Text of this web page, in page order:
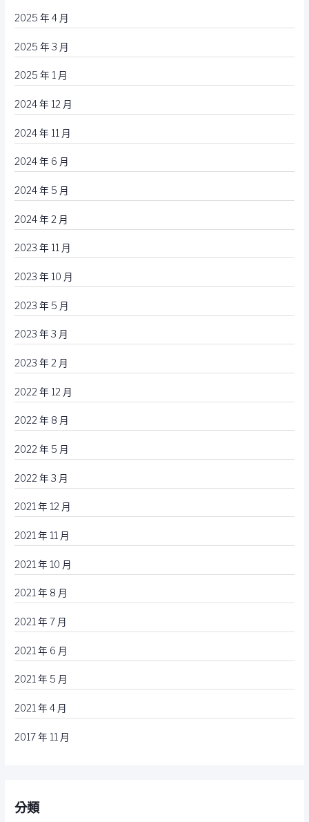
2025 年 4 月
2025 年 3 月
2025 年 1 月
2024 年 12 月
2024 年 11 月
2024 年 6 月
2024 年 5 月
2024 年 2 月
2023 年 11 月
2023 年 10 月
2023 年 5 月
2023 年 3 月
2023 年 2 月
2022 年 12 月
2022 年 8 月
2022 年 5 月
2022 年 3 月
2021 年 12 月
2021 年 11 月
2021 年 10 月
2021 年 8 月
2021 年 7 月
2021 年 6 月
2021 年 5 月
2021 年 4 月
2017 年 11 月
分類